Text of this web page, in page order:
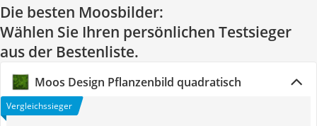
Die besten Moosbilder:
Wählen Sie Ihren persönlichen Testsieger
aus der Bestenliste.
Moos Design Pflanzenbild quadratisch
Vergleichssieger